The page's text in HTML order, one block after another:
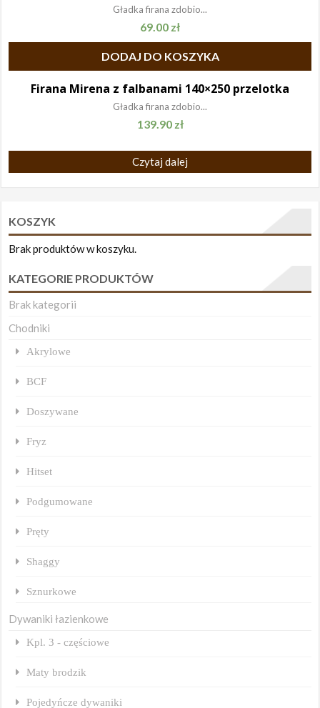
Gładka firana zdobio...
69.00 zł
DODAJ DO KOSZYKA
Firana Mirena z falbanami 140×250 przelotka
Gładka firana zdobio...
139.90 zł
Czytaj dalej
KOSZYK
Brak produktów w koszyku.
KATEGORIE PRODUKTÓW
Brak kategorii
Chodniki
Akrylowe
BCF
Doszywane
Fryz
Hitset
Podgumowane
Pręty
Shaggy
Sznurkowe
Dywaniki łazienkowe
Kpl. 3 - częściowe
Maty brodzik
Pojedyńcze dywaniki